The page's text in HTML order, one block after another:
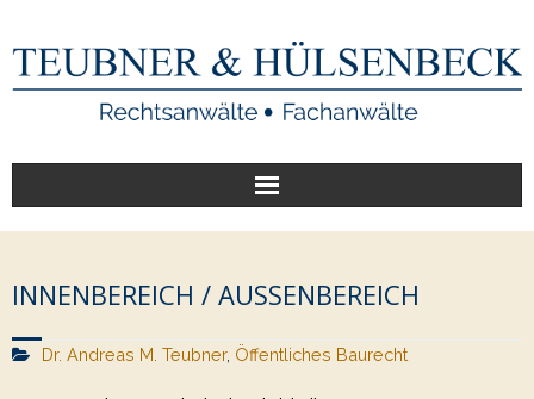
Start
Unsere Leistungen
Veröffentlichungen
INNENBEREICH / AUSSENBEREICH
Dr. Andreas M. Teubner, Öffentliches Baurecht